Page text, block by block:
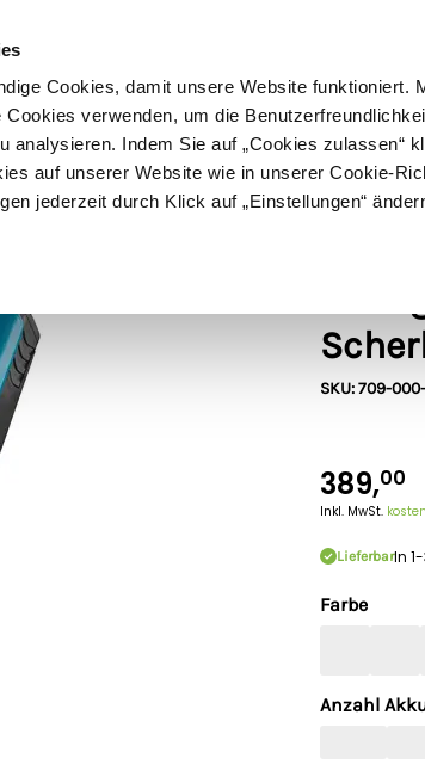
Cookies, damit unsere Website funktioniert.
Cookies verwenden, um die
analysieren. Indem Sie auf „Cookies zulassen“
auf unserer Website wie in unserer Cookie-
jederzeit durch Klick auf „Einstellungen“
Schermaschinen Futter- &
SKU: 709-
389,00
Inkl. MwSt.
LieferbarIn
Farbe
Anzahl